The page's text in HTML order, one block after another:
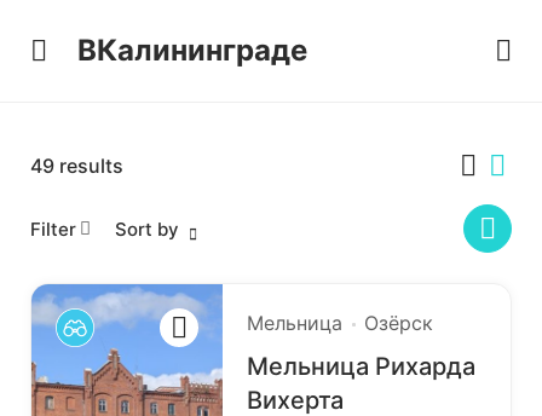
ВКалининграде
49 results
Filter Sort by
Мельница Озёрск
Мельница Рихарда
Вихерта